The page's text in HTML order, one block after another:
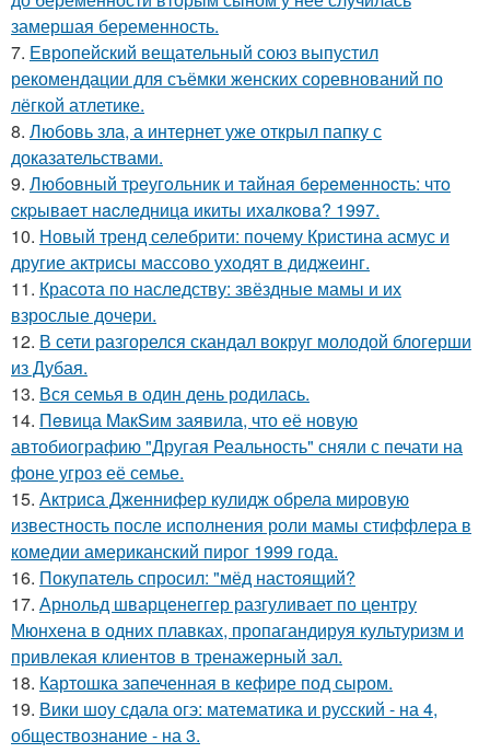
замершая беременность.
7. Европейский вещательный союз выпустил
рекомендации для съёмки женских соревнований по
лёгкой атлетике.
8. Любовь зла, а интернет уже открыл папку с
доказательствами.
9. Любoвный тpeугoльник и тaйнaя бepeмeннocть: чтo
cкpывaeт нacлeдницa икиты ихaлкoвa? 1997.
10. Новый тренд селебрити: почему Кристина асмус и
другие актрисы массово уходят в диджеинг.
11. Красота по наследству: звёздные мамы и их
взрослые дочери.
12. В сети разгорелся скандал вокруг молодой блогерши
из Дубая.
13. Вся семья в один день родилась.
14. Пeвица MакSим заявила, что её новую
автобиографию "Другая Реальность" сняли с печати на
фоне угроз её семье.
15. Актриса Дженнифер кулидж обрела мировую
известность после исполнения роли мамы стиффлера в
комедии американский пирог 1999 года.
16. Покупатель спросил: "мёд настоящий?
17. Арнольд шварценеггер разгуливает по центру
Мюнхена в одних плавках, пропагандируя культуризм и
привлекая клиентов в тренажерный зал.
18. Картошка запеченная в кефире под сыром.
19. Вики шоу сдала огэ: математика и русский - на 4,
обществознание - на 3.